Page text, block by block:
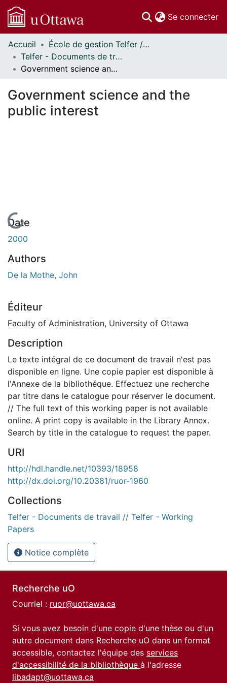
Se connecter
Communautés
et collections
Parcourir
À propos
Accueil
École de gestion Telfer // Telfer School of Management
Telfer - Documents de travail // Telfer - Working Papers
Government science and the public interest
Government science and the
public interest
En cours de chargement...
Date
2000
Authors
De la Mothe, John
Éditeur
Faculty of Administration, University of Ottawa
Description
Le texte intégral de ce document de travail n'est pas
disponible en ligne. Une copie papier est disponible à
l'Annexe de la bibliothéque. Effectuez une recherche
par titre dans le catalogue pour réserver le document.
// The full text of this working paper is not available
online. A print copy is available in the Library Annex.
Search by title in the catalogue to request the paper.
URI
http://hdl.handle.net/10393/18958
http://dx.doi.org/10.20381/ruor-1960
Collections
Telfer - Documents de travail // Telfer - Working
Papers
Notice complète
Recherche uO
Courriel : ruor@uottawa.ca
Si vous avez besoin d'une copie d'une thèse ou d'un
autre document dans Recherche uO dans un format
accessible, contactez l'équipe des services
d'accessibilité de la bibliothèque à l'adresse
libadapt@uottawa.ca